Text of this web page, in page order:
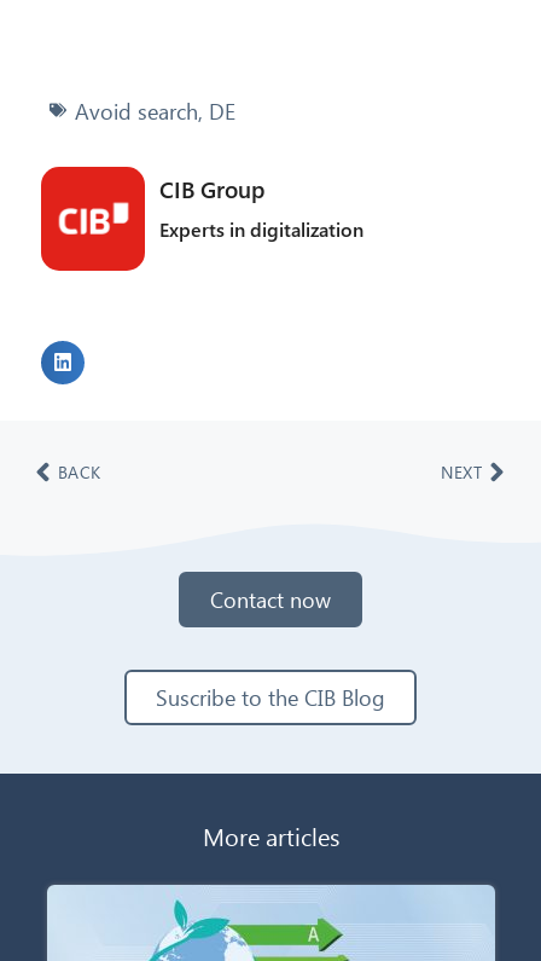
Avoid search, DE
CIB Group
Experts in digitalization
BACK NEXT
Contact now
Suscribe to the CIB Blog
More articles